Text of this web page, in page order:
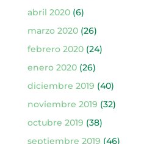
abril 2020(6)
marzo 2020(26)
febrero 2020(24)
enero 2020(26)
diciembre 2019 (40)
noviembre 2019 (32)
octubre 2019 (38)
septiembre 2019 (46)